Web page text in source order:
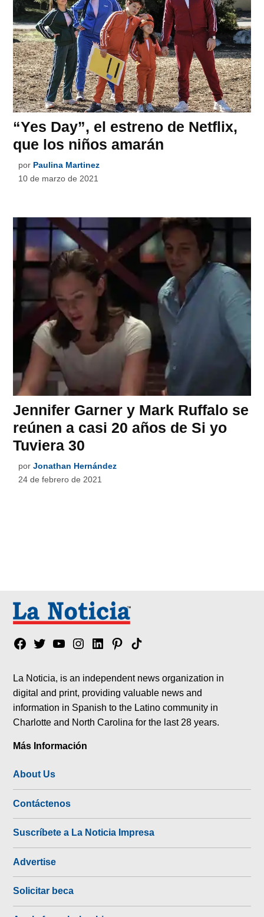
“Yes Day”, el estreno de Netflix,
que los niños amarán
por Paulina Martinez
10 de marzo de 2021
Jennifer Garner y Mark Ruffalo se
reúnen a casi 20 años de Si yo
Tuviera 30
por Jonathan Hernández
24 de febrero de 2021
Facebook
TwitterYouTubeInstagram
LinkedinPinterest
Tik
La Noticia, is an independent news organization in
digital and print, providing valuable news and
information in Spanish to the Latino community in
Charlotte and North Carolina for the last 28 years.
Más Información
About Us
Contáctenos
Suscríbete a La Noticia Impresa
Advertise
Solicitar beca